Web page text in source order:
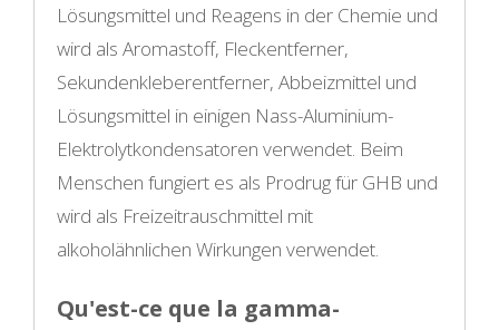
Lösungsmittel und Reagens in der Chemie und
wird als Aromastoff, Fleckentferner,
Sekundenkleberentferner, Abbeizmittel und
Lösungsmittel in einigen Nass-Aluminium-
Elektrolytkondensatoren verwendet. Beim
Menschen fungiert es als Prodrug für GHB und
wird als Freizeitrauschmittel mit
alkoholähnlichen Wirkungen verwendet.
Qu'est-ce que la gamma-